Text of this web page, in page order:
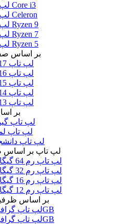
لپ تاپ Core i3
لپ تاپ Celeron
لپ تاپ Ryzen 9
لپ تاپ Ryzen 7
لپ تاپ Ryzen 5
بر اساس
لپ تاپ 17 اینچ
لپ تاپ 16 اینچ
لپ تاپ 15 اینچ
لپ تاپ 14 اینچ
لپ تاپ 13 اینچ
بر
لپ تاپ
لپ تاپ
لپ تاپ
لپ تاپ بر
لپ تاپ رم 64 گیگابایت
لپ تاپ رم 32 گیگابایت
لپ تاپ رم 16 گیگابایت
لپ تاپ رم 12 گیگابایت
بر اساس
لپ تاپ گرافیک 8GB
لپ تاپ گرافیک 6GB